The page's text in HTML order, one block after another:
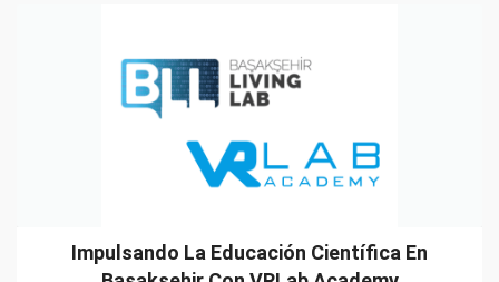
Impulsando La Educación Científica En